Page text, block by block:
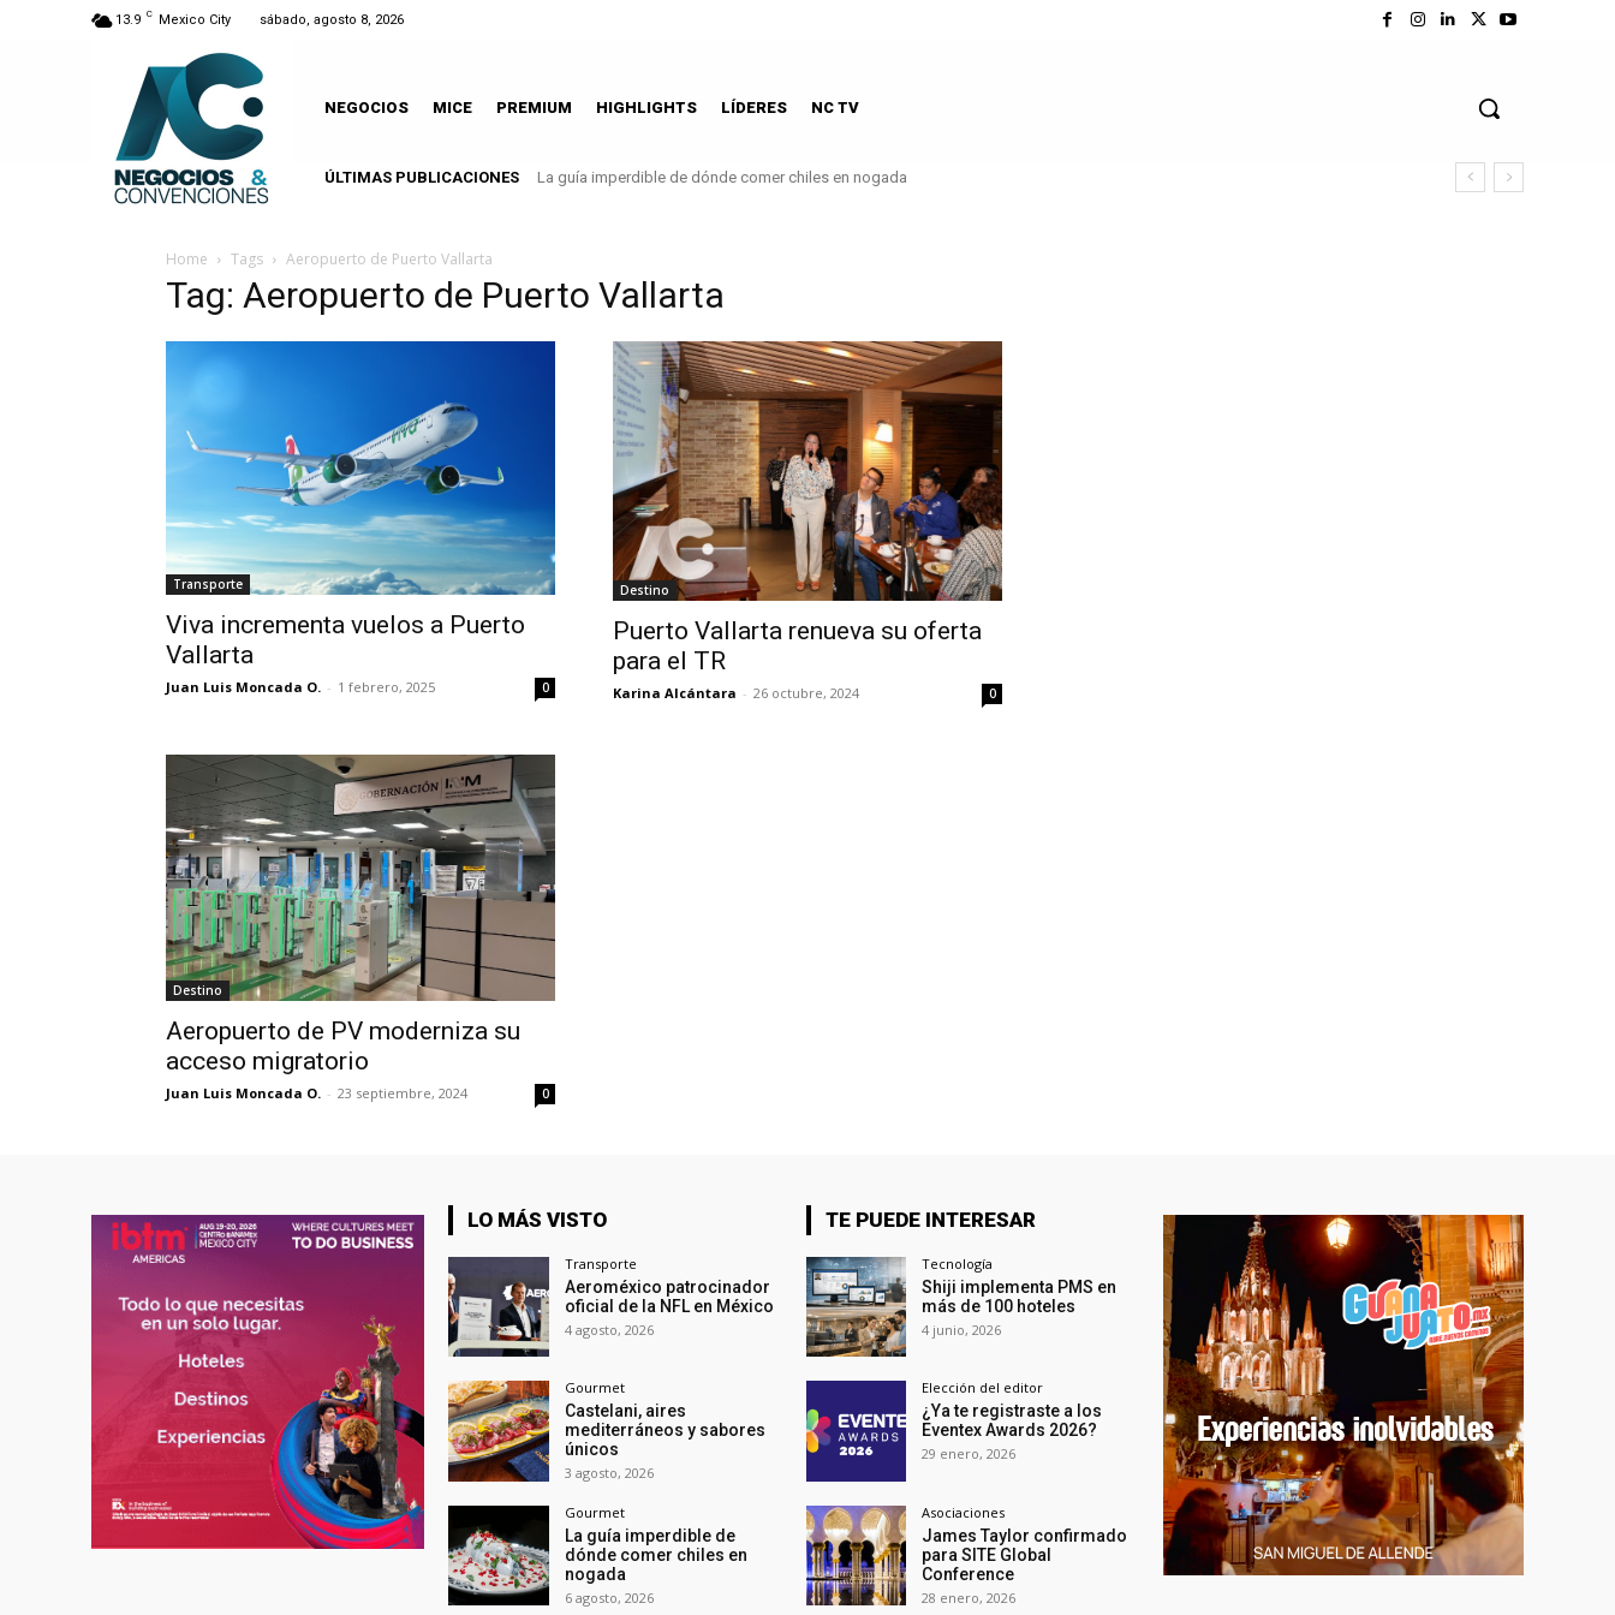
13.9 C Mexico City sábado, agosto 8, 2026
NEGOCIOS MICE PREMIUM HIGHLIGHTS LÍDERES NC TV
ÚLTIMAS PUBLICACIONES La guía imperdible de dónde comer chiles en nogada
Home Tags Aeropuerto de Puerto Vallarta
Tag: Aeropuerto de Puerto Vallarta
Transporte
Viva incrementa vuelos a Puerto
Vallarta
Juan Luis Moncada O. - 1 febrero, 2025 0
Destino
Puerto Vallarta renueva su oferta
para el TR
Karina Alcántara - 26 octubre, 2024 0
Destino
Aeropuerto de PV moderniza su
acceso migratorio
Juan Luis Moncada O. - 23 septiembre, 2024 0
LO MÁS VISTO
Transporte
Aeroméxico patrocinador
oficial de la NFL en México
4 agosto, 2026
Gourmet
Castelani, aires
mediterráneos y sabores
únicos
3 agosto, 2026
Gourmet
La guía imperdible de
dónde comer chiles en
nogada
6 agosto, 2026
TE PUEDE INTERESAR
Tecnología
Shiji implementa PMS en
más de 100 hoteles
4 junio, 2026
Elección del editor
¿Ya te registraste a los
Eventex Awards 2026?
29 enero, 2026
Asociaciones
James Taylor confirmado
para SITE Global
Conference
28 enero, 2026